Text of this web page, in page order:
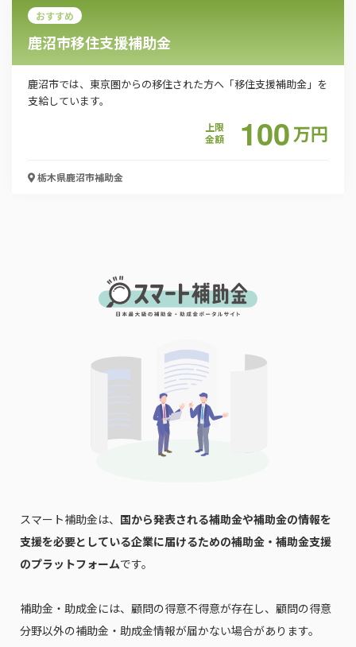
おすすめ
鹿沼市移住支援補助金
鹿沼市では、東京圏からの移住された方へ「移住支援補助金」を
支給しています。
上限
金額
100万円
栃木県鹿沼市補助金
スマート補助金は、 国から発表される補助金や補助金の情報を
支援を必要としている企業に届けるための補助金・補助金支援
のプラットフォームです。
補助金・助成金には、顧問の得意不得意が存在し、顧問の得意
分野以外の補助金・助成金情報が届かない場合があります。